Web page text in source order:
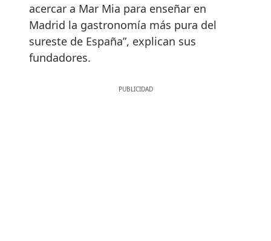
acercar a Mar Mia para enseñar en
Madrid la gastronomía más pura del
sureste de España”, explican sus
fundadores.